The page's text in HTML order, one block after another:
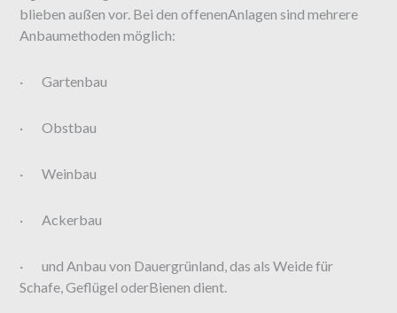
blieben außen vor. Bei den offenenAnlagen sind mehrere
Anbaumethoden möglich:
· Gartenbau
· Obstbau
· Weinbau
· Ackerbau
· und Anbau von Dauergrünland, das als Weide für
Schafe, Geflügel oderBienen dient.